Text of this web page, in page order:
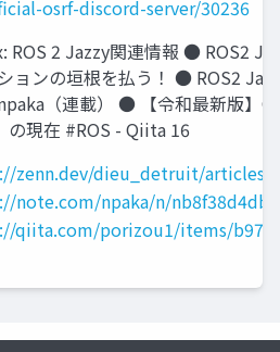
osrf-discord-server/30236
ROS 2 Jazzy関連情報 ● ROS2
ョンの垣根を払う！ ● ROS2
（連載） ● 【令和最新版】
現在 #ROS - Qiita 16
zenn.dev/dieu_detruit/articles/
note.com/npaka/n/
qiita.com/porizou1/items/